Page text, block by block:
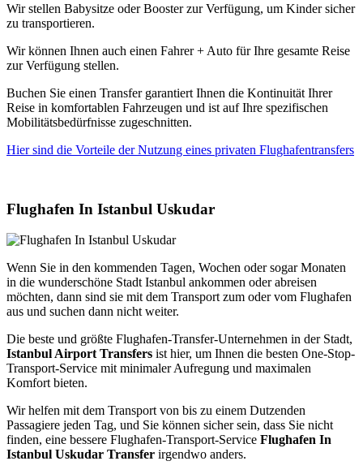
Wir stellen Babysitze oder Booster zur Verfügung, um Kinder sicher
zu transportieren.
Wir können Ihnen auch einen Fahrer + Auto für Ihre gesamte Reise
zur Verfügung stellen.
Buchen Sie einen Transfer garantiert Ihnen die Kontinuität Ihrer
Reise in komfortablen Fahrzeugen und ist auf Ihre spezifischen
Mobilitätsbedürfnisse zugeschnitten.
Hier sind die Vorteile der Nutzung eines privaten Flughafentransfers
Flughafen In Istanbul Uskudar
Wenn Sie in den kommenden Tagen, Wochen oder sogar Monaten
in die wunderschöne Stadt Istanbul ankommen oder abreisen
möchten, dann sind sie mit dem Transport zum oder vom Flughafen
aus und suchen dann nicht weiter.
Die beste und größte Flughafen-Transfer-Unternehmen in der Stadt,
Istanbul Airport Transfers ist hier, um Ihnen die besten One-Stop-
Transport-Service mit minimaler Aufregung und maximalen
Komfort bieten.
Wir helfen mit dem Transport von bis zu einem Dutzenden
Passagiere jeden Tag, und Sie können sicher sein, dass Sie nicht
finden, eine bessere Flughafen-Transport-Service Flughafen In
Istanbul Uskudar Transfer irgendwo anders.